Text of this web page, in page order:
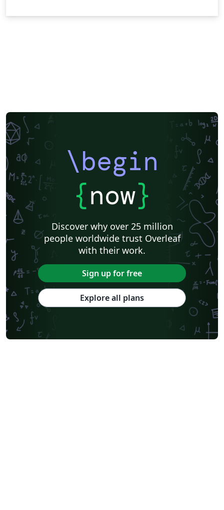
\begin
{now}
Discover why over 25 million
people worldwide trust Overleaf
with their work.
Sign up for free
Explore all plans